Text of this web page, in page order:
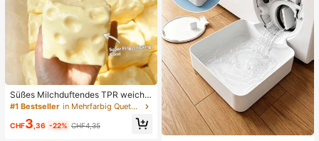
Süßes Milchduftendes TPR weiche
s quetschbares Dumpling-förmiges
Stressabbau-Spielzeug, 5cm niedli
ches lustiges Quetsch-Stressabbau
#1 Bestseller in Mehrfarbig Quetschspielzeug für Teenager
CHF3 ,36 -22% CHF4,35